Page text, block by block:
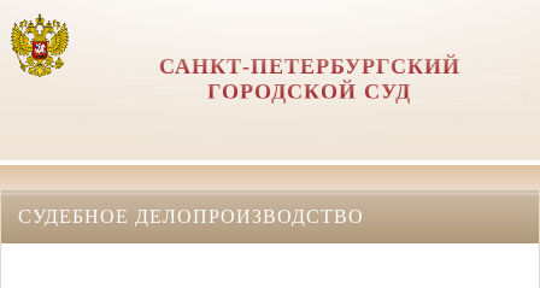
САНКТ-ПЕТЕРБУРГСКИЙ
ГОРОДСКОЙ СУД
СУДЕБНОЕ ДЕЛОПРОИЗВОДСТВО